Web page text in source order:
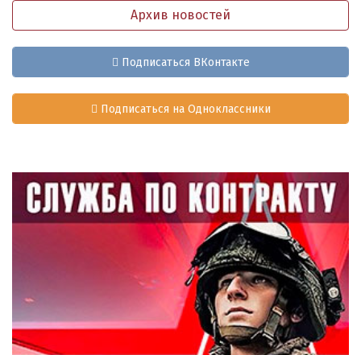
Архив новостей
Подписаться ВКонтакте
Подписаться на Одноклассники